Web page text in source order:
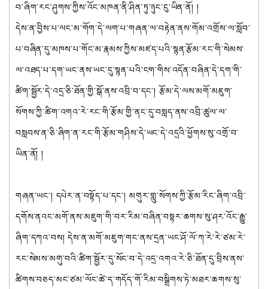
བ་ཞིག་རང་ཤུགས་ཀྱིས་འོང་མཁན་ནི་ཤིན་ཏུ་ཉུང་ངུ་ཡིན་ནོ། །
དེས་ན་བྱིས་པ་ལང་མ་གོག་དེ་ལག་པ་གཞན་ལ་བརྟེན་ནས་གོམ་འགྲོས་ལ་སློབ་
པ་བཞིན་དུ་མཁས་པ་གོང་མ་རྣམས་ཀྱིས་མཛད་པའི་སྙན་རྩོམ་རང་གི་སེམས་
ལ་འཐད་པ་དག་ཡང་ནས་ཡང་དུ་སྙན་པའི་ངག་གིས་འདོན་བཞིན་དེ་དག་གི་
ཚིག་སྦྱོར་དེ་འདྲ་ཅི་ཐོན་གྱི་སྒོ་ནས་འབྲི་བ་དང་། རྩོམ་དེ་ལས་མགོ་མཇུག་
སོགས་ཀྱི་ཚིག་འགའ་རེ་རང་གི་རྩོམ་གྱི་ནང་དུ་བསླད་ནས་འབྲི་ཚུལ་ལ་
བསླབས་ན་ཅི་ཞིག་ན་རང་གི་རྩོམ་གཤིས་དེ་ཡང་དེ་འདྲའི་ཕྱོགས་སུ་འགྲོ་བ་
ཡིན་ནོ། །
གཞན་ཡང་། དཔེར་ན་བསྟོད་པ་དང་། མགུར་གླུ་སོགས་ཀྱི་རྩོམ་རིང་ཞིག་འབྲི་
དགོས་ནའང་མགོ་ནས་མཇུག་གི་བར་རིམ་བཞིན་བསྟར་ཆགས་སུ་ཤར་འོང་རྒྱུ་
ཞིག་དཀའ་བས། དེས་ན་མགོ་མཇུག་གང་ནས་དྲན་ཡང་ཤོ་ལོ་ཀ་རེ་རེ་ཙམ་རེ་
རང་སེམས་མགུ་བའི་ཚིག་སྦྱོར་དུ་སོང་བ་དེ་འདྲ་འགའ་རེ་ཅི་ཐོན་དུ་བྲིས་ནས་
ཚིགས་བཅད་མང་ཙམ་ལོང་ཚེ་ད་གདོད་གོ་རིམ་བསྒྲིགས་ཏེ་མཐར་ཆགས་སུ་